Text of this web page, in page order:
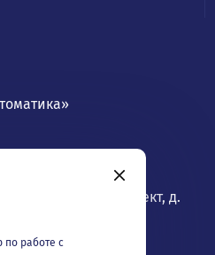
Рязанский проспект, д.
работе с